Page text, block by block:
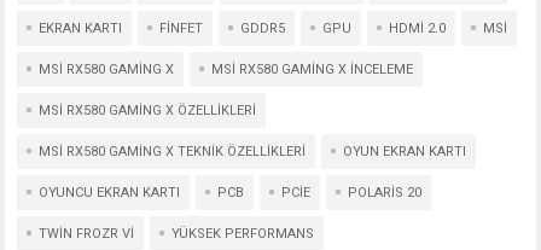
EKRAN KARTI FINFET GDDR5 GPU HDMI 2.0 MSI
MSI RX580 GAMING X MSI RX580 GAMING X INCELEME
MSI RX580 GAMING X ÖZELLIKLERI
MSI RX580 GAMING X TEKNIK ÖZELLIKLERI OYUN EKRAN KARTI
OYUNCU EKRAN KARTI PCB PCIE POLARIS 20
TWIN FROZR VI YÜKSEK PERFORMANS